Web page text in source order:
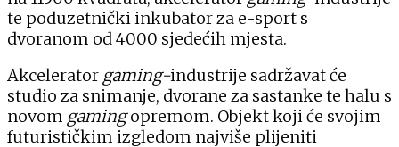
te poduzetnički inkubator za e-sport s
dvoranom od 4000 sjedećih mjesta.
Akcelerator gaming-industrije sadržavat će
studio za snimanje, dvorane za sastanke te halu s
novom gamingopremom. Objekt koji će svojim
futurističkim izgledom najviše plijeniti